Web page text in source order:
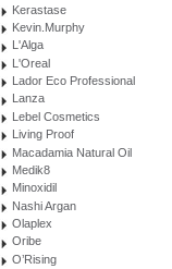
Kerastase
Kevin.Murphy
L'Alga
L'Oreal
Lador Eco Professional
Lanza
Lebel Cosmetics
Living Proof
Macadamia Natural Oil
Medik8
Minoxidil
Nashi Argan
Olaplex
Oribe
O’Rising